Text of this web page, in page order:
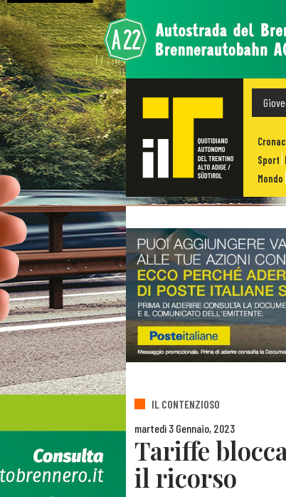
Sport
Mondo
IL CONTENZIOSO
martedì 3 Gennaio, 2023
Tariffe
il ricorso